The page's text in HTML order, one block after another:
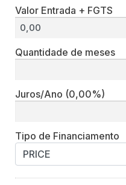
Valor Entrada + FGTS
Quantidade de meses
Juros/Ano (0,00%)
Tipo de Financiamento
PRICE